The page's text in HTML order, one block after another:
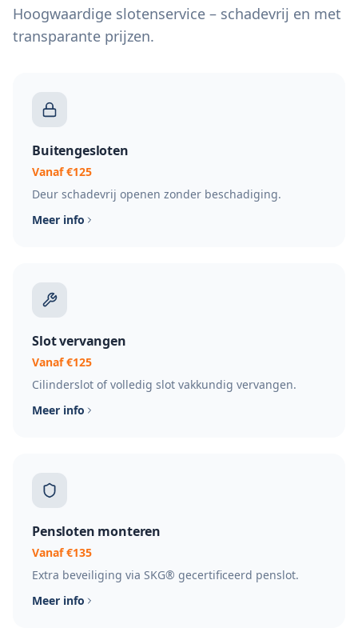
Hoogwaardige slotenservice – schadevrij en met
transparante prijzen.
Buitengesloten
Vanaf €125
Deur schadevrij openen zonder beschadiging.
Meer info
Slot vervangen
Vanaf €125
Cilinderslot of volledig slot vakkundig vervangen.
Meer info
Pensloten monteren
Vanaf €135
Extra beveiliging via SKG® gecertificeerd penslot.
Meer info